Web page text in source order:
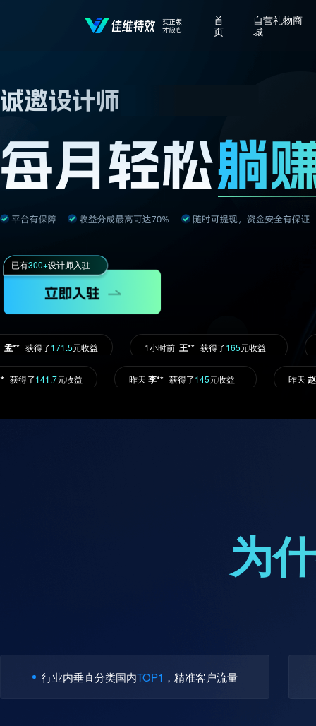
首
页
自营礼物商
城
已有300+设计师入驻
** 获得了171.5元收益 1小时前王** 获得了165元收益
获得了141.7元收益 昨天李** 获得了145元收益 昨天赵**
为
行业内垂直分类国内TOP1 ，精准客户流量